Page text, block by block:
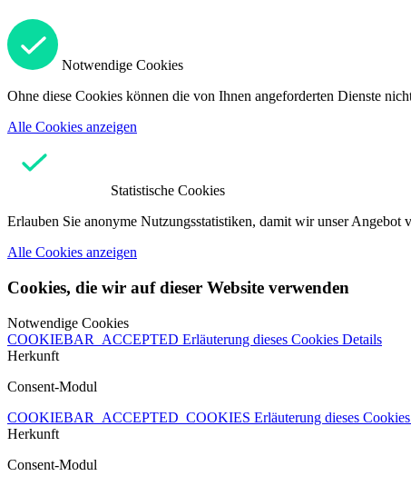
Notwendige Cookies
Ohne diese Cookies können die von Ihnen angeforderten Dienste
Alle Cookies anzeigen
Statistische Cookies
Erlauben Sie anonyme Nutzungsstatistiken, damit wir unser Angebot
Alle Cookies anzeigen
Cookies, die wir auf dieser Website verwenden
Notwendige Cookies
COOKIEBAR_ACCEPTED Erläuterung dieses Cookies Details
Herkunft
Consent-Modul
COOKIEBAR_ACCEPTED_COOKIES Erläuterung dieses Cookies
Herkunft
Consent-Modul